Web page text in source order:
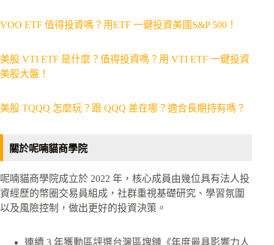
VOO ETF 值得投資嗎？用ETF 一鍵投資美國S&P 500！
美股 VTI ETF 是什麼？值得投資嗎？用 VTI ETF 一鍵投資
美股大盤！
美股 TQQQ 怎麼玩？跟 QQQ 差在哪？適合長期持有嗎？
關於呢喃貓商學院
呢喃貓商學院成立於 2022 年，核心成員由幾位具有法人投
資經歷的幣圈交易員組成，社群重視基礎研究、學習氛圍
以及風險控制，做出更好的投資決策。
連續 3 年獲動區評選台灣區塊鏈《年度最具影響力人